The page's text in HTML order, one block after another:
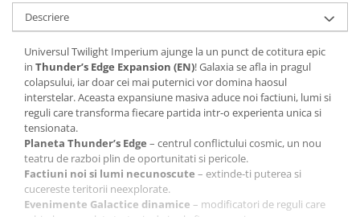
Naruto Shippuden
Harry Potter
Star Trek
Fallout
Stranger Things
Collectibles
KPop Demon Hunters
Retro Arcade – Jocuri, Console si
Descriere
Universul Twilight Imperium ajunge la un punct de cotitura epic
in Thunder’s Edge Expansion (EN)! Galaxia se afla in pragul
colapsului, iar doar cei mai puternici vor domina haosul
interstelar. Aceasta expansiune masiva aduce noi factiuni, lumi si
reguli care transforma fiecare partida intr-o experienta unica si
tensionata.
Planeta Thunder’s Edge – centrul conflictului cosmic, un nou
teatru de razboi plin de oportunitati si pericole.
Factiuni noi si lumi necunoscute – extinde-ti puterea si
cucereste teritorii neexplorate.
Evenimente Galactice dinamice – modificatori de reguli care